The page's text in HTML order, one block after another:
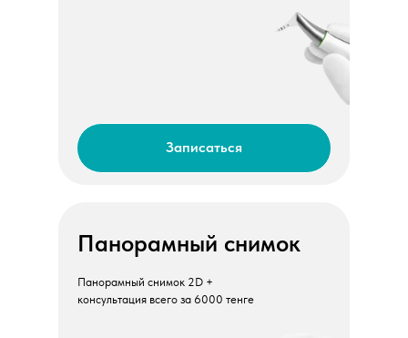
Записаться
Панорамный снимок
Панорамный снимок 2D +
консультация всего за 6000 тенге